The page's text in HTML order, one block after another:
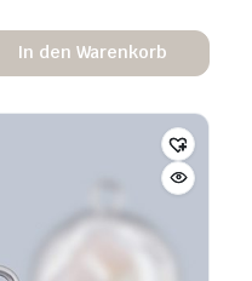
In den Warenkorb